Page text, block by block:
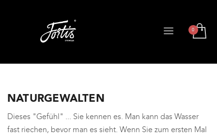
NATURGEWALTEN
Dieses "Gefühl" ... Sie kennen es. Man kann das Wasser
fast riechen, bevor man es sieht. Wenn Sie zum ersten Mal